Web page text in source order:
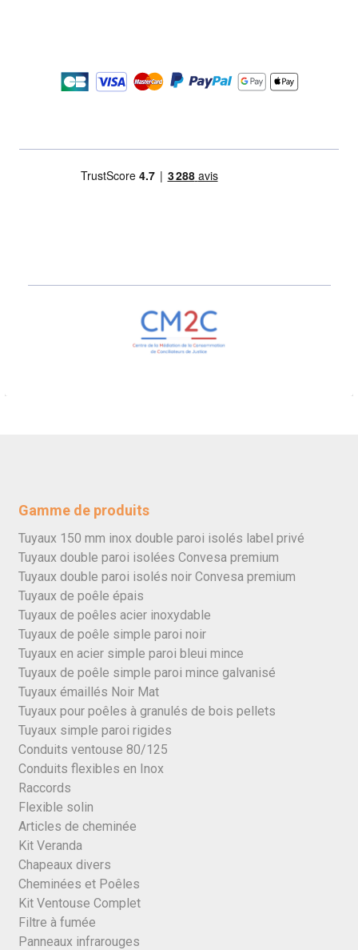
Gamme de produits
Tuyaux 150 mm inox double paroi isolés label privé
Tuyaux double paroi isolées Convesa premium
Tuyaux double paroi isolés noir Convesa premium
Tuyaux de poêle épais
Tuyaux de poêles acier inoxydable
Tuyaux de poêle simple paroi noir
Tuyaux en acier simple paroi bleui mince
Tuyaux de poêle simple paroi mince galvanisé
Tuyaux émaillés Noir Mat
Tuyaux pour poêles à granulés de bois pellets
Tuyaux simple paroi rigides
Conduits ventouse 80/125
Conduits flexibles en Inox
Raccords
Flexible solin
Articles de cheminée
Kit Veranda
Chapeaux divers
Cheminées et Poêles
Kit Ventouse Complet
Filtre à fumée
Panneaux infrarouges